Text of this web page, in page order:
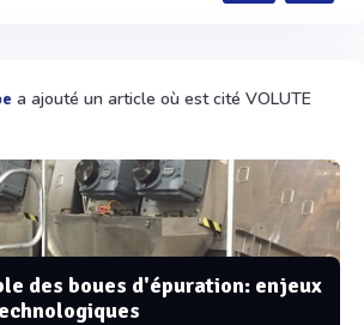
a ajouté un article où est cité VOLUTE
des boues d'épuration: enjeux